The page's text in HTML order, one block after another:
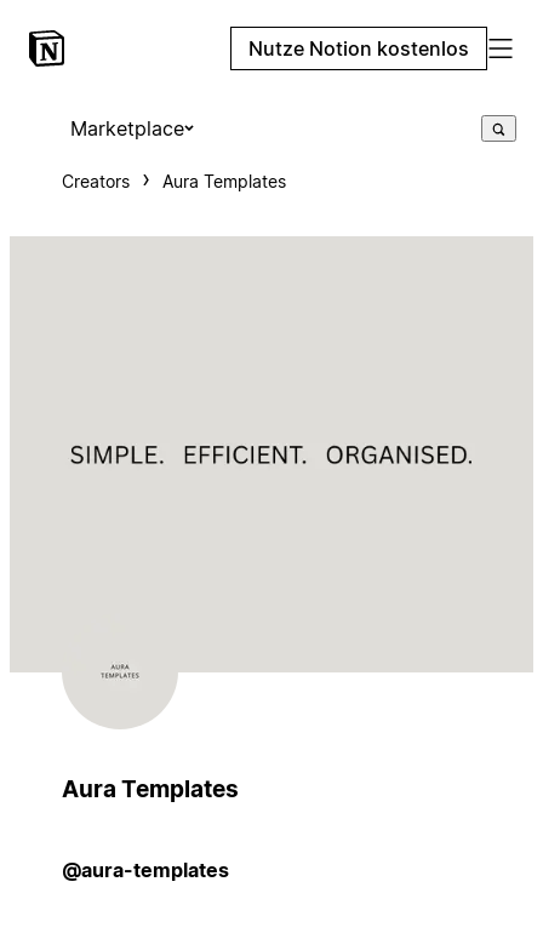
Nutze Notion kostenlos
Marketplace
Creators Aura Templates
Aura Templates
@aura-templates